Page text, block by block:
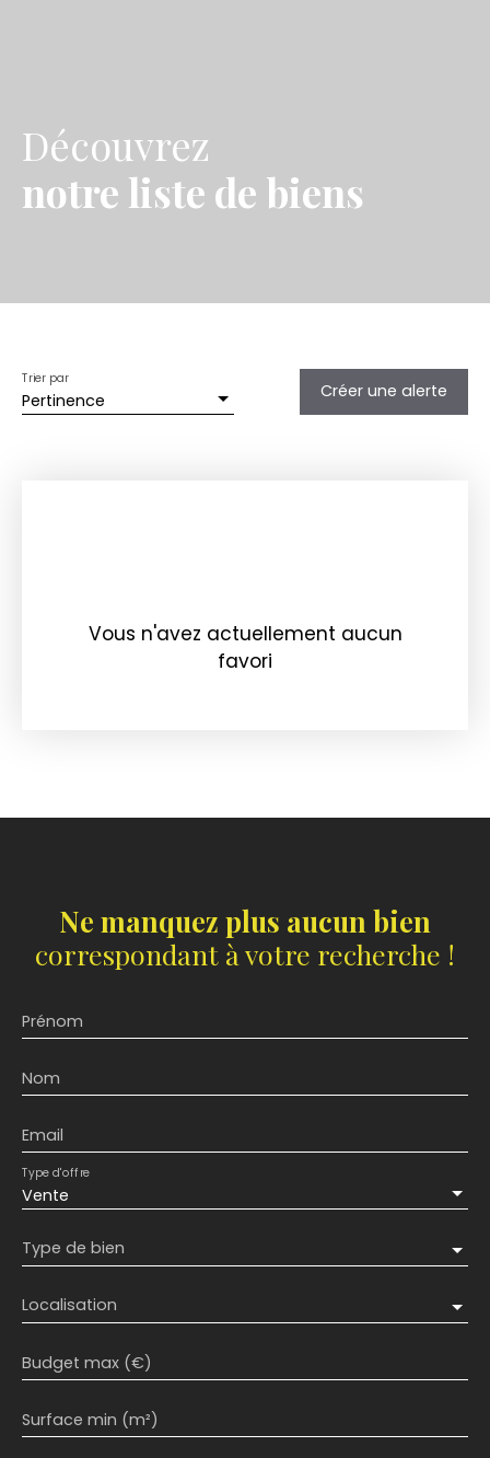
Découvrez
notre liste de biens
Pertinence
Trier par
Créer une alerte
Vous n'avez actuellement aucun
favori
Ne manquez plus aucun bien
correspondant à votre recherche !
Prénom
Nom
Email
Vente
Type d'offre
Type de bien
Localisation
Budget max (€)
Surface min (m²)